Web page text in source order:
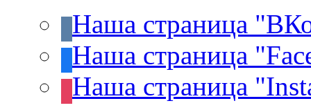
Наша страница
Наша страница
Наша страница